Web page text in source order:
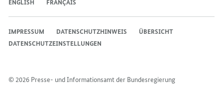
ENGLISH FRANÇAIS
© 2026 Presse- und Informationsamt der Bundesregierung
IMPRESSUM DATENSCHUTZHINWEIS
ÜBERSICHT
DATENSCHUTZEINSTELLUNGEN